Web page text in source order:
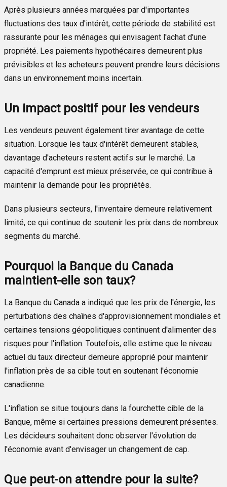
Après plusieurs années marquées par d'importantes
fluctuations des taux d'intérêt, cette période de stabilité est
rassurante pour les ménages qui envisagent l'achat d'une
propriété. Les paiements hypothécaires demeurent plus
prévisibles et les acheteurs peuvent prendre leurs décisions
dans un environnement moins incertain.
Un impact positif pour les vendeurs
Les vendeurs peuvent également tirer avantage de cette
situation. Lorsque les taux d'intérêt demeurent stables,
davantage d'acheteurs restent actifs sur le marché. La
capacité d'emprunt est mieux préservée, ce qui contribue à
maintenir la demande pour les propriétés.
Dans plusieurs secteurs, l'inventaire demeure relativement
limité, ce qui continue de soutenir les prix dans de nombreux
segments du marché.
Pourquoi la Banque du Canada
maintient-elle son taux?
La Banque du Canada a indiqué que les prix de l'énergie, les
perturbations des chaînes d'approvisionnement mondiales et
certaines tensions géopolitiques continuent d'alimenter des
risques pour l'inflation. Toutefois, elle estime que le niveau
actuel du taux directeur demeure approprié pour maintenir
l'inflation près de sa cible tout en soutenant l'économie
canadienne.
L'inflation se situe toujours dans la fourchette cible de la
Banque, même si certaines pressions demeurent présentes.
Les décideurs souhaitent donc observer l'évolution de
l'économie avant d'envisager un changement de cap.
Que peut-on attendre pour la suite?